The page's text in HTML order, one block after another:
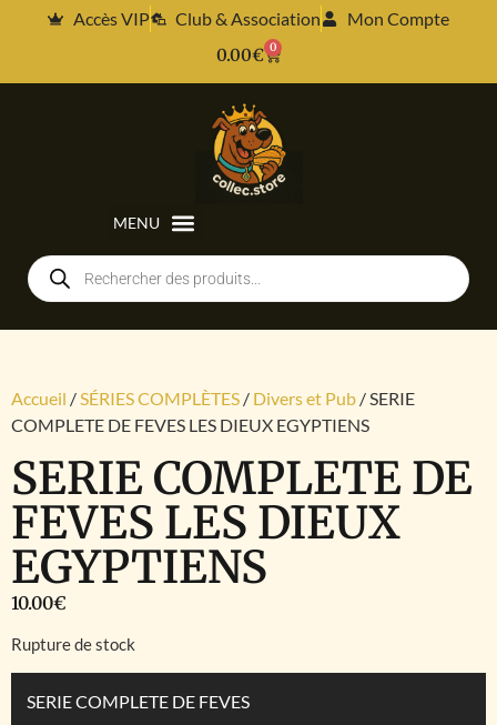
Accès VIP Club & Association
Mon Compte
0.00€ 0
Accueil /SÉRIES COMPLÈTES / Divers et Pub / SERIE
COMPLETE DE FEVES LES DIEUX EGYPTIENS
SERIE COMPLETE DE
FEVES LES DIEUX
EGYPTIENS
10.00€
Rupture de stock
SERIE COMPLETE DE FEVES